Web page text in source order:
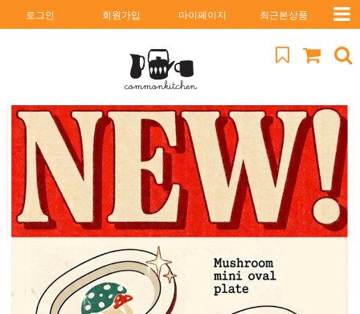
로그인 회원가입 마이페이지 최근본상품